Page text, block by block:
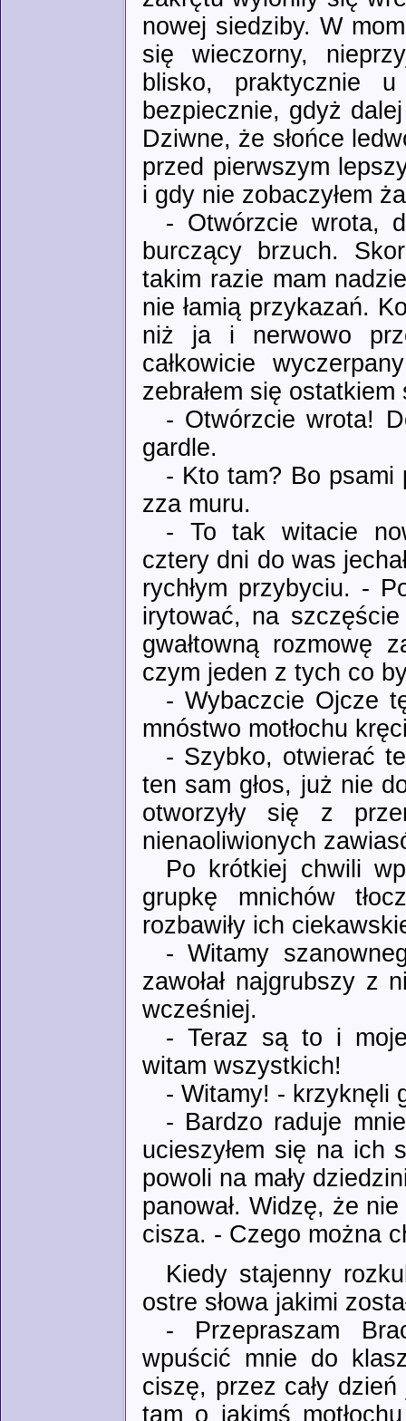
nowej siedziby. W
się wieczorny,
blisko, praktycznie
bezpiecznie, gdyż
Dziwne, że słońce
przed pierwszym
i gdy nie zobaczyłem
- Otwórzcie wrota,
burczący brzuch.
takim razie mam
nie łamią przykazań.
niż ja i nerwowo
całkowicie
zebrałem się ostatkiem
- Otwórzcie wrota!
gardle.
- Kto tam? Bo psami
zza muru.
- To tak witacie
cztery dni do was
rychłym przybyciu. -
irytować, na szczęście
gwałtowną rozmowę
czym jeden z tych co
- Wybaczcie Ojcze
mnóstwo motłochu
- Szybko, otwierać
ten sam głos, już nie
otworzyły się z
nienaoliwionych
Po krótkiej chwili
grupkę mnichów
rozbawiły ich
- Witamy
zawołał najgrubszy z
wcześniej.
- Teraz są to i
witam wszystkich!
- Witamy! - krzyknęli
- Bardzo raduje
ucieszyłem się na ich
powoli na mały
panował. Widzę, że
cisza. - Czego można
Kiedy stajenny
ostre słowa jakimi
- Przepraszam
wpuścić mnie do
ciszę, przez cały
tam o jakimś